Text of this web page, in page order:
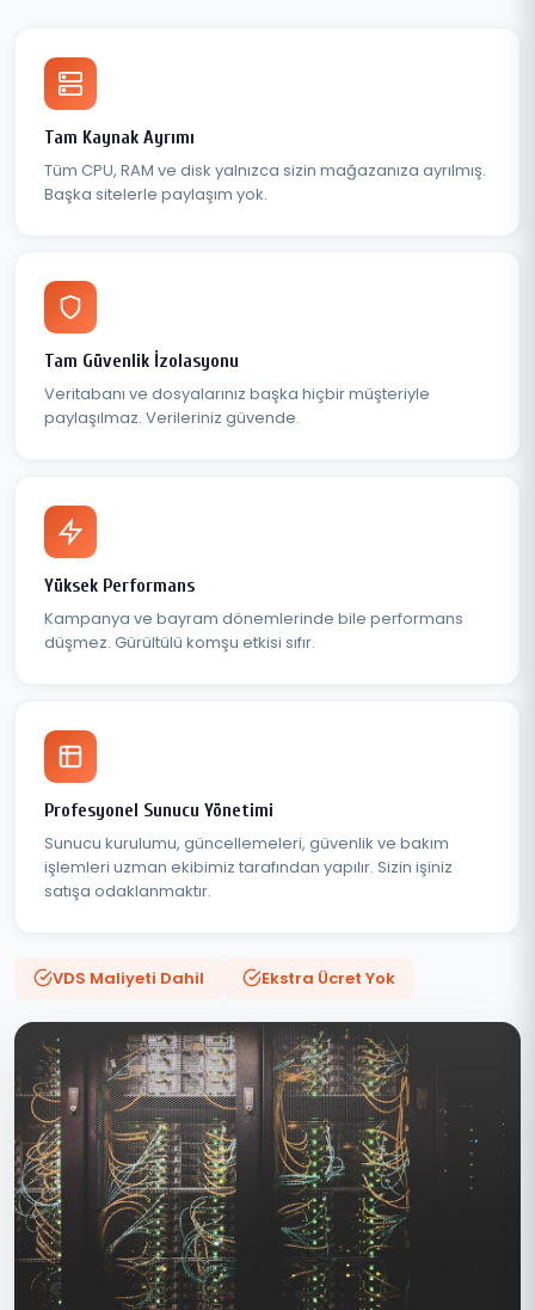
Tam Kaynak Ayrımı
Tüm CPU, RAM ve disk yalnızca sizin mağazanıza ayrılmış.
Başka sitelerle paylaşım yok.
Tam Güvenlik İzolasyonu
Veritabanı ve dosyalarınız başka hiçbir müşteriyle
paylaşılmaz. Verileriniz güvende.
Yüksek Performans
Kampanya ve bayram dönemlerinde bile performans
düşmez. Gürültülü komşu etkisi sıfır.
Profesyonel Sunucu Yönetimi
Sunucu kurulumu, güncellemeleri, güvenlik ve bakım
işlemleri uzman ekibimiz tarafından yapılır. Sizin işiniz
satışa odaklanmaktır.
VDS Maliyeti Dahil Ekstra Ücret Yok